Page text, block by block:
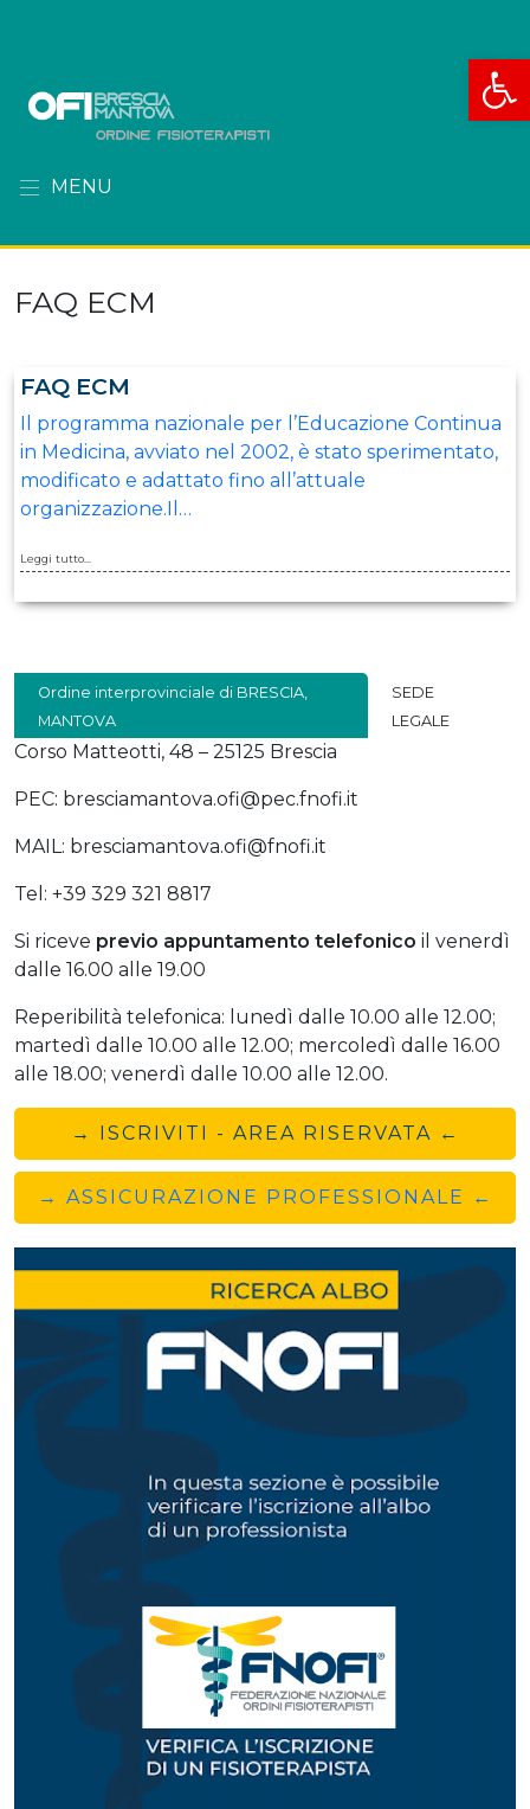
Apri
MENU
FAQ ECM
FAQ ECM
Il programma nazionale per l’Educazione Continua
in Medicina, avviato nel 2002, è stato sperimentato,
modificato e adattato fino all’attuale
organizzazione.Il…
Leggi tutto...
Ordine interprovinciale di BRESCIA,
MANTOVA
SEDE
LEGALE
Corso Matteotti, 48 – 25125 Brescia
PEC: bresciamantova.ofi@pec.fnofi.it
MAIL: bresciamantova.ofi@fnofi.it
Tel: +39 329 321 8817
Si riceve previo appuntamento telefonico il venerdì
dalle 16.00 alle 19.00
Reperibilità telefonica: lunedì dalle 10.00 alle 12.00;
martedì dalle 10.00 alle 12.00; mercoledì dalle 16.00
alle 18.00; venerdì dalle 10.00 alle 12.00.
→ ISCRIVITI - AREA RISERVATA ←
→ ASSICURAZIONE PROFESSIONALE ←